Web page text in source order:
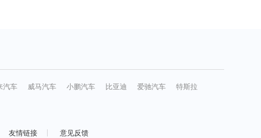
汽车 威马汽车 小鹏汽车 比亚迪 爱驰汽车
特斯拉
友情链接 意见反馈